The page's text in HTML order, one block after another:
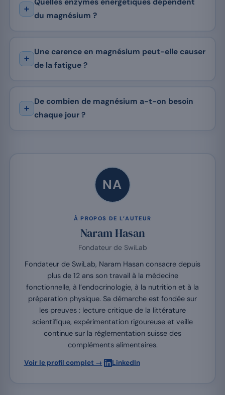
Quelles enzymes énergétiques dépendent
du magnésium ?
Une carence en magnésium peut-elle causer
de la fatigue ?
De combien de magnésium a-t-on besoin
chaque jour ?
NA
À PROPOS DE L’AUTEUR
Naram Hasan
Fondateur de SwiLab
Fondateur de SwiLab, Naram Hasan consacre depuis
plus de 12 ans son travail à la médecine
fonctionnelle, à l’endocrinologie, à la nutrition et à la
préparation physique. Sa démarche est fondée sur
les preuves : lecture critique de la littérature
scientifique, expérimentation rigoureuse et veille
continue sur la réglementation suisse des
compléments alimentaires.
Voir le profil complet → LinkedIn